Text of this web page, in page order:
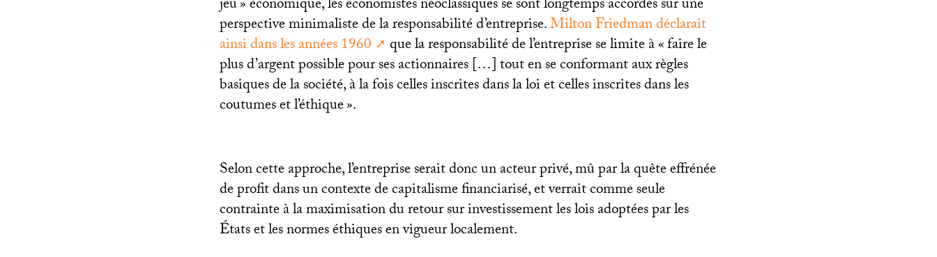
jeu» économique, les économistes néoclassiques se sont longtemps accordés sur une
perspective minimaliste de la responsabilité d’entreprise.Milton Friedman déclarait
ainsi dans les années 1960
que la responsabilité de l’entreprise se limite à «faire le
plus d’argent possible pour ses actionnaires […] tout en se conformant aux règles
basiques de la société, à la fois celles inscrites dans la loi et celles inscrites dans les
coutumes et l’éthique».
Selon cette approche, l’entreprise serait donc un acteur privé, mû par la quête effrénée
de profit dans un contexte de capitalisme financiarisé, et verrait comme seule
contrainte à la maximisation du retour sur investissement les lois adoptées par les
États et les normes éthiques en vigueur localement.